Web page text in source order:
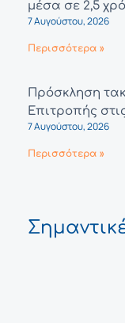
μέσα σε 2,5
7 Αυγούστου, 2026
Περισσότερα »
Πρόσκληση
Επιτροπής
7 Αυγούστου, 2026
Περισσότερα »